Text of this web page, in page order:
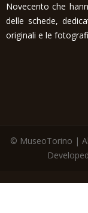
Novecento che
delle schede,
originali e le
© MuseoTorino |